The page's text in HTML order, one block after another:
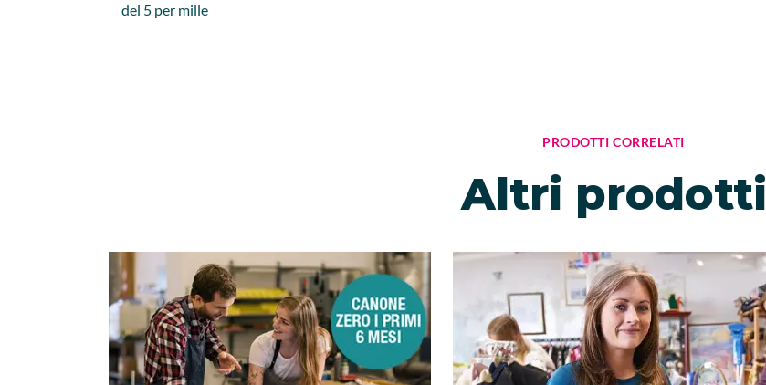
del 5 per mille
PRODOTTI CORRELATI
Altri prodotti